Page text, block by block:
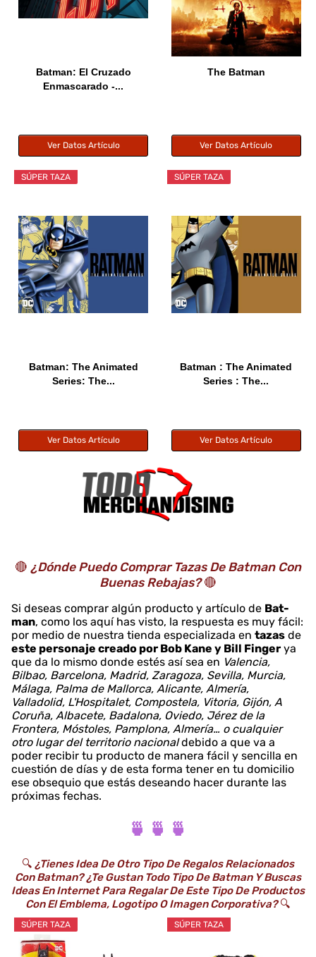
Batman: El Cruzado
Enmascarado -...
Ver Datos Artículo
The Batman
Ver Datos Artículo
SÚPER TAZA
Batman: The Animated
Series: The...
Ver Datos Artículo
SÚPER TAZA
Batman : The Animated
Series : The...
Ver Datos Artículo
🔴 ¿Dónde Puedo Comprar Tazas De Batman Con
Buenas Rebajas?🔴
Si deseas comprar algún producto y artículo de Bat-
man, como los aquí has visto, la respuesta es muy fácil:
por medio de nuestra tienda especializada en tazas de
este personaje creado por Bob Kane y Bill Finger ya
que da lo mismo donde estés así sea en Valencia,
Bilbao, Barcelona, Madrid, Zaragoza, Sevilla, Murcia,
Málaga, Palma de Mallorca, Alicante, Almería,
Valladolid, L'Hospitalet, Compostela, Vitoria, Gijón, A
Coruña, Albacete, Badalona, Oviedo, Jérez de la
Frontera, Móstoles, Pamplona, Almería… o cualquier
otro lugar del territorio nacionaldebido a que va a
poder recibir tu producto de manera fácil y sencilla en
cuestión de días y de esta forma tener en tu domicilio
ese obsequio que estás deseando hacer durante las
próximas fechas.
🍵 🍵 🍵
🔍 ¿Tienes Idea De Otro Tipo De Regalos Relacionados
Con Batman? ¿Te Gustan Todo Tipo De Batman Y Buscas
Ideas En Internet Para Regalar De Este Tipo De Productos
Con El Emblema, Logotipo O Imagen Corporativa?🔍
SÚPER TAZA SÚPER TAZA